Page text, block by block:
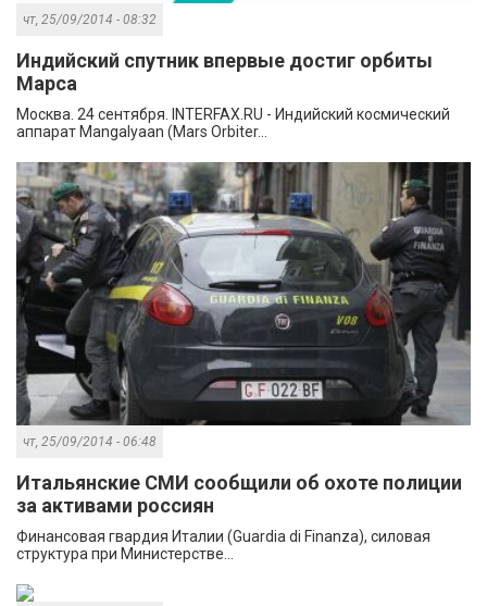
чт, 25/09/2014 - 08:32
Индийский спутник впервые достиг орбиты
Марса
Москва. 24 сентября. INTERFAX.RU - Индийский космический
аппарат Mangalyaan (Mars Orbiter...
чт, 25/09/2014 - 06:48
Итальянские СМИ сообщили об охоте полиции
за активами россиян
Финансовая гвардия Италии (Guardia di Finanza), силовая
структура при Министерстве...